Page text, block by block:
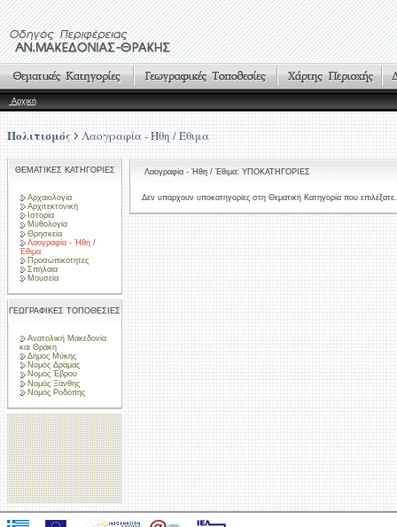
Αρχική
Πολιτισμός Λαογραφία - Ήθη / Έθιμα
ΘΕΜΑΤΙΚΕΣ ΚΑΤΗΓΟΡΙΕΣ
Αρχαιολογία
Αρχιτεκτονική
Ιστορία
Μυθολογία
Θρησκεία
Λαογραφία - Ήθη /
Έθιμα
Προσωπικότητες
Σπήλαια
Μουσεία
ΓΕΩΓΡΑΦΙΚΕΣ ΤΟΠΟΘΕΣΙΕΣ
Ανατολική Μακεδονία
και Θράκη
Δήμος Μύκης
Νομός Δράμας
Νομός Έβρου
Νομός Ξάνθης
Νομός Ροδόπης
Λαογραφία - Ήθη / Έθιμα: ΥΠΟΚΑΤΗΓΟΡΙΕΣ
Δεν υπάρχουν υποκατηγορίες στη Θεματική Κατηγορία που επιλέξατε.